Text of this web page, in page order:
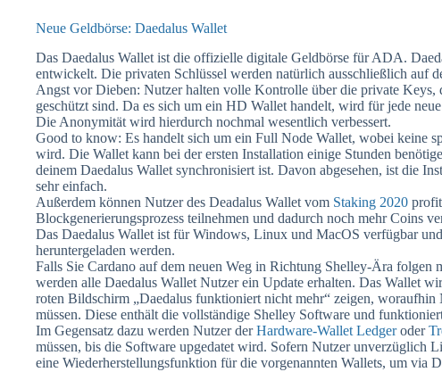
Neue Geldbörse: Daedalus Wallet
Das Daedalus Wallet ist die offizielle digitale Geldbörse für ADA.
entwickelt. Die privaten Schlüssel werden natürlich ausschließlich auf
Angst vor Dieben: Nutzer halten volle Kontrolle über die private
geschützt sind. Da es sich um ein HD Wallet handelt, wird für jede
Die Anonymität wird hierdurch nochmal wesentlich verbessert.
Good to know: Es handelt sich um ein Full Node Wallet, wobei keine
wird. Die Wallet kann bei der ersten Installation einige Stunden
deinem Daedalus Wallet synchronisiert ist. Davon abgesehen, ist die
sehr einfach.
Außerdem können Nutzer des Deadalus Wallet vom Staking 2020
Blockgenerierungsprozess teilnehmen und dadurch noch mehr Coins
Das Daedalus Wallet ist für Windows, Linux und MacOS verfügbar
heruntergeladen werden.
Falls Sie Cardano auf dem neuen Weg in Richtung Shelley-Ära folgen
werden alle Daedalus Wallet Nutzer ein Update erhalten. Das Wallet
roten Bildschirm „Daedalus funktioniert nicht mehr“ zeigen,
müssen. Diese enthält die vollständige Shelley Software und
Im Gegensatz dazu werden Nutzer derHardware-Wallet Ledgeroder
müssen, bis die Software upgedatet wird. Sofern Nutzer unverzüglich
eine Wiederherstellungsfunktion für die vorgenannten Wallets, um via